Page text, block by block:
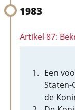
1983
Artikel 87:
Een
Staten-
de